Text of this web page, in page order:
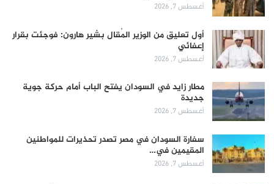
أغسطس 7, 2026
أول تعليق من الوزير المُقال بشير هارون: فوجئت بقرار
إعفائي
أغسطس 7, 2026
مطار زايد في السودان يفتح الباب أمام حركة جوية
جديدة
أغسطس 7, 2026
سفارة السودان في مصر تصدر تحذيرات للمواطنين
المقيمين في…
أغسطس 7, 2026